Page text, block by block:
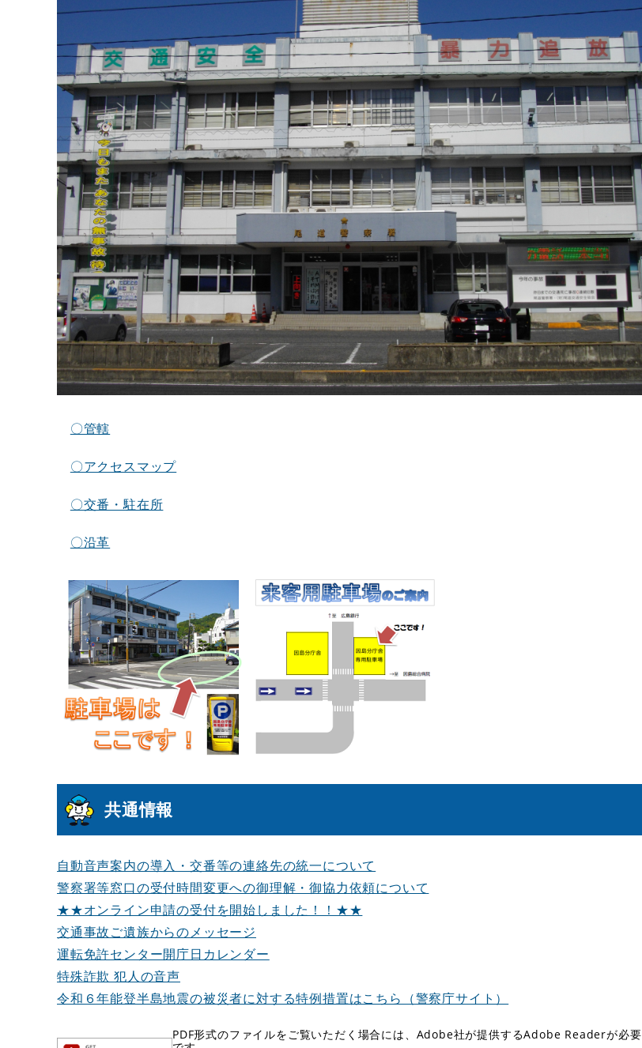
〇管轄
〇アクセスマップ
〇交番・駐在所
〇沿革
共通情報
自動音声案内の導入・交番等の連絡先の統一について
警察署等窓口の受付時間変更への御理解・御協力依頼について
★★オンライン申請の受付を開始しました！！★★
交通事故ご遺族からのメッセージ
運転免許センター開庁日カレンダー
特殊詐欺 犯人の音声
令和６年能登半島地震の被災者に対する特例措置はこちら（警察庁サイト）
PDF形式のファイルをご覧いただく場合には、Adobe社が提供するAdobe Readerが必要